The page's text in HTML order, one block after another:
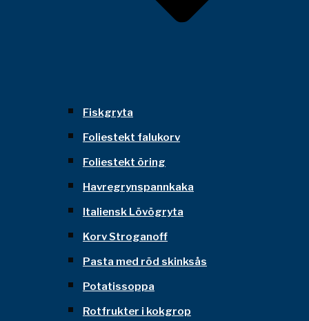
Fiskgryta
Foliestekt falukorv
Foliestekt öring
Havregrynspannkaka
Italiensk Lövögryta
Korv Stroganoff
Pasta med röd skinksås
Potatissoppa
Rotfrukter i kokgrop